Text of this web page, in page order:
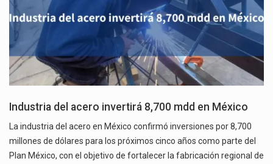
Industria del acero invertirá 8,700 mdd en México
La industria del acero en México confirmó inversiones por 8,700
millones de dólares para los próximos cinco años como parte del
Plan México, con el objetivo de fortalecer la fabricación regional de